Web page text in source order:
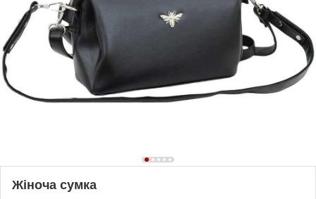
Жіноча сумка